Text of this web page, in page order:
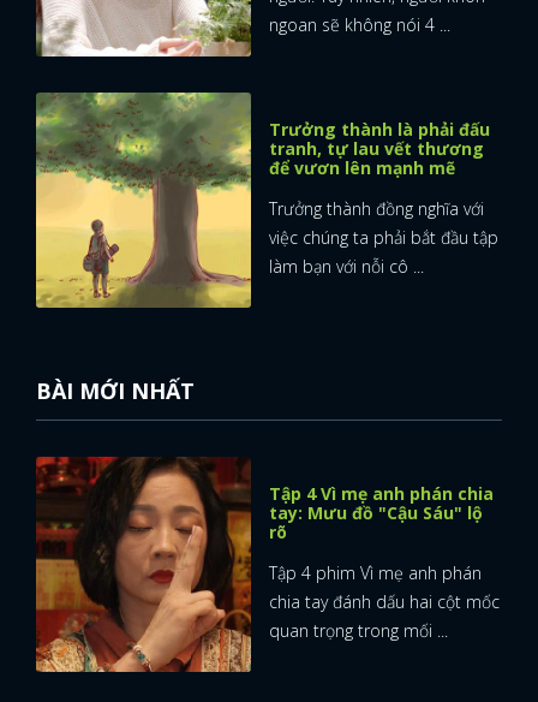
x
ĐĂNG NHẬP
ngoan sẽ không nói 4 ...
Trưởng thành là phải đấu
tranh, tự lau vết thương
để vươn lên mạnh mẽ
Trưởng thành đồng nghĩa với
việc chúng ta phải bắt đầu tập
làm bạn với nỗi cô ...
BÀI MỚI NHẤT
Tập 4 Vì mẹ anh phán chia
tay: Mưu đồ "Cậu Sáu" lộ
rõ
Tập 4 phim Vì mẹ anh phán
chia tay đánh dấu hai cột mốc
quan trọng trong mối ...